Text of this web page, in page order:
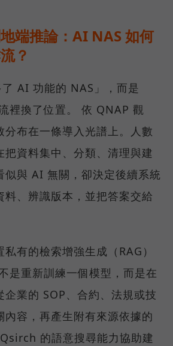
端推論：AI NAS 如何
？
AI 功能的 NAS」，而是
裡換了位置。 依 QNAP 觀
分布在一條導入光譜上。人數
把資料集中、分類、清理與建
似與 AI 無關，卻決定後續系統
料、辨識版本，並把答案交給
有的檢索增強生成（RAG）
是重新訓練一個模型，而是在
企業的 SOP、合約、法規或技
內容，再產生附有來源依據的
的語意搜尋能力協助建